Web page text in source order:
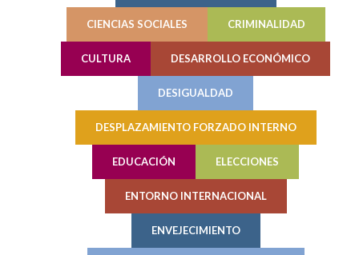
CIENCIAS SOCIALES CRIMINALIDAD
CULTURA DESARROLLO ECONÓMICO
DESIGUALDAD
DESPLAZAMIENTO FORZADO INTERNO
EDUCACIÓN ELECCIONES
ENTORNO INTERNACIONAL
ENVEJECIMIENTO